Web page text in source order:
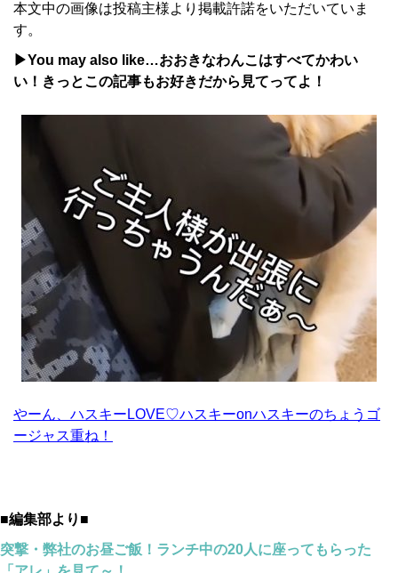
本文中の画像は投稿主様より掲載許諾をいただいていま
す。
▶You may also like…おおきなわんこはすべてかわい
い！きっとこの記事もお好きだから見てってよ！
やーん、ハスキーLOVE♡ハスキーonハスキーのちょうゴ
ージャス重ね！
■編集部より■
突撃・弊社のお昼ご飯！ランチ中の20人に座ってもらった